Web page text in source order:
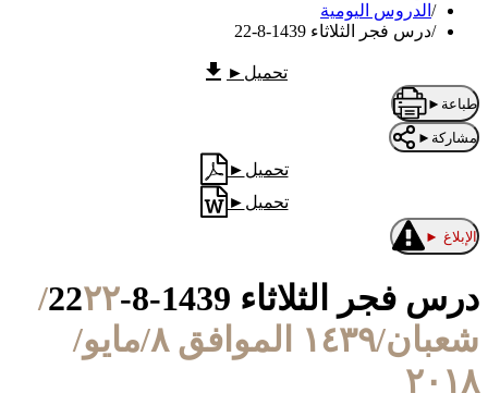
/ الدروس اليومية
/درس فجر الثلاثاء 1439-8-22
تحميل ►
طباعة ►
مشاركة ►
تحميل ►
تحميل ►
الإبلاغ ►
درس فجر الثلاثاء 1439-8-22
٢٢/
شعبان/١٤٣٩ الموافق ٨/مايو/
٢٠١٨